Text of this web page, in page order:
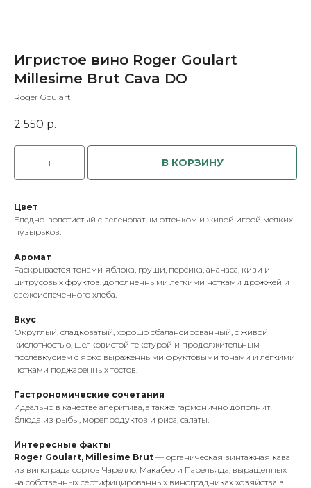
Игристое вино Roger Goulart
Millesime Brut Cava DO
Roger Goulart
2 550 р.
В КОРЗИНУ
Цвет
Бледно-золотистый с зеленоватым оттенком и живой игрой мелких
пузырьков.
Аромат
Раскрывается тонами яблока, груши, персика, ананаса, киви и
цитрусовых фруктов, дополненными легкими нотками дрожжей и
свежеиспеченного хлеба.
Вкус
Округлый, сладковатый, хорошо сбалансированный, с живой
кислотностью, шелковистой текстурой и продолжительным
послевкусием с ярко выраженными фруктовыми тонами и легкими
нотками поджаренных тостов.
Гастрономические сочетания
Идеально в качестве аперитива, а также гармонично дополнит
блюда из рыбы, морепродуктов и риса, салаты.
Интересные факты
Roger Goulart, Millesime Brut — органическая винтажная кава
из винограда сортов Чарелло, Макабео и Парельяда, выращенных
на собственных сертифицированных виноградниках хозяйства в